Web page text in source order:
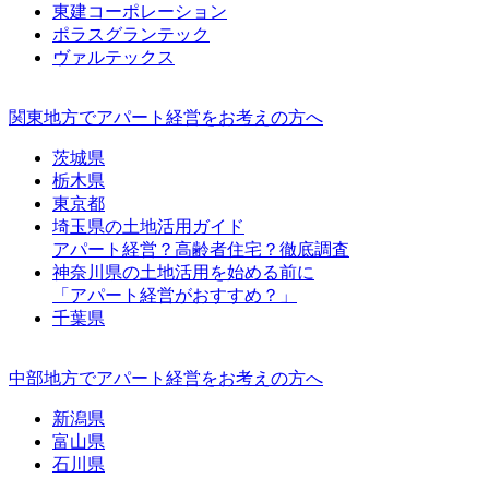
東建コーポレーション
ポラスグランテック
ヴァルテックス
関東地方でアパート経営をお考えの方へ
茨城県
栃木県
東京都
埼玉県の土地活用ガイド
アパート経営？高齢者住宅？徹底調査
神奈川県の土地活用を始める前に
「アパート経営がおすすめ？」
千葉県
中部地方でアパート経営をお考えの方へ
新潟県
富山県
石川県